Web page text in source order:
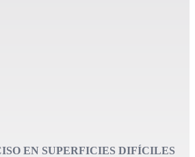
EN SUPERFICIES DIFÍCILES